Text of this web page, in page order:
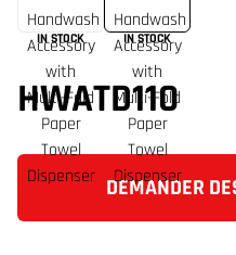
IN STOCK IN STOCK
HWATD110
DEMANDER